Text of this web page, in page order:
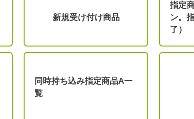
新規受け付け商品
指定
ン。
了）
同時持ち込み指定商品A一
覧